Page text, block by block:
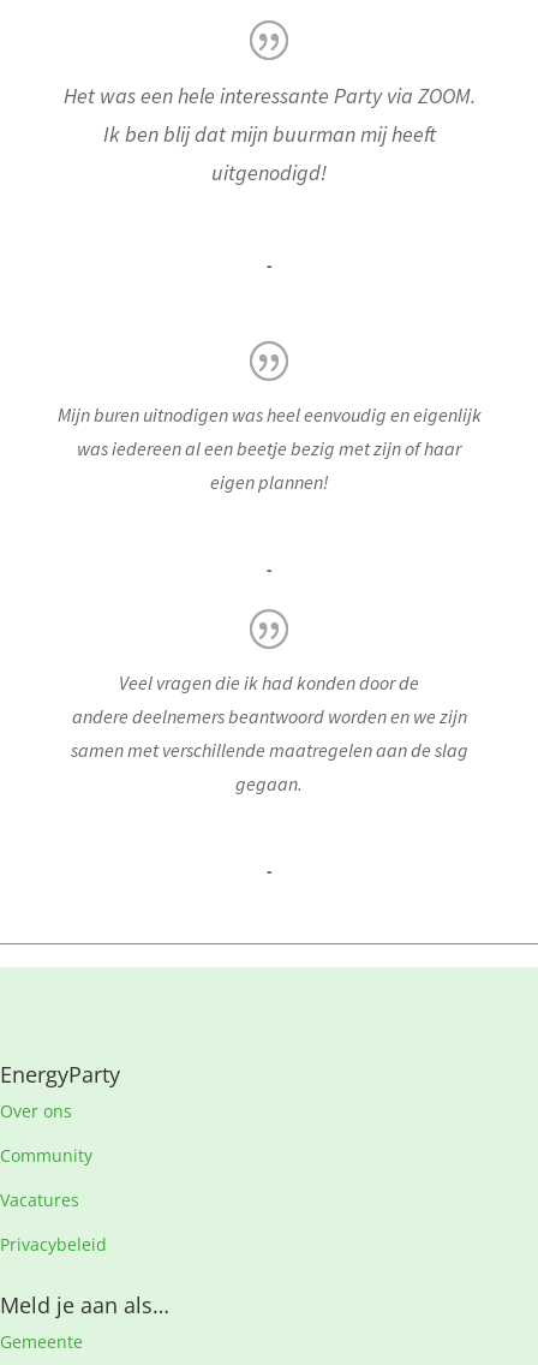
Het was een hele interessante Party via ZOOM.
Ik ben blij dat mijn buurman mij heeft
uitgenodigd!
-
Mijn buren uitnodigen was heel eenvoudig en eigenlijk
was iedereen al een beetje bezig met zijn of haar
eigen plannen!
-
Veel vragen die ik had konden door de
andere deelnemers beantwoord worden en we zijn
samen met verschillende maatregelen aan de slag
gegaan.
-
EnergyParty
Over ons
Community
Vacatures
Privacybeleid
Meld je aan als…
Gemeente